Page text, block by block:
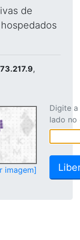
de
,
imagem]
Digite
lado no